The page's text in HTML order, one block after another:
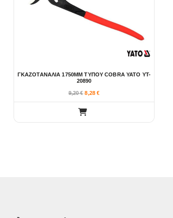
ΓΚΑΖΟΤΑΝΑΛΙΑ 1750ΜΜ ΤΥΠΟΥ COBRA YATO YT-
20890
9,20€ 8,28€